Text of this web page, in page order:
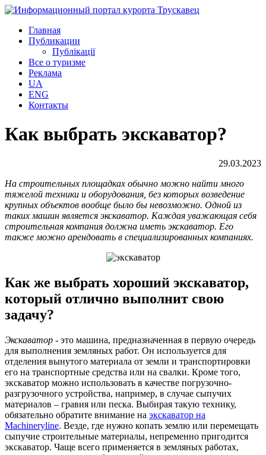
Главная
Публикации
Публікації
Все о туризме
Реклама
UA
ENG
Контакты
Как выбрать экскаватор?
29.03.2023
На строительных площадках обычно можно найти много
тяжелой техники и оборудования, без которых возведение
крупных объектов вообще было бы невозможно. Одной из
таких машин является экскаватор. Каждая уважающая себя
строительная компания должна иметь экскаватор. Его
также можно арендовать в специализированных компаниях.
Как же выбрать хороший экскаватор,
который отлично выполнит свою
задачу?
Экскаватор - это машина, предназначенная в первую очередь
для выполнения земляных работ. Он используется для
отделения вынутого материала от земли и транспортировки
его на транспортные средства или на свалки. Кроме того,
экскаватор можно использовать в качестве погрузочно-
разгрузочного устройства, например, в случае сыпучих
материалов – гравия или песка. Выбирая такую технику,
обязательно обратите внимание на экскаватор на
Machineryline. Везде, где нужно копать землю или перемещать
сыпучие строительные материалы, непременно пригодится
экскаватор. Чаще всего применяется в земляных работах,